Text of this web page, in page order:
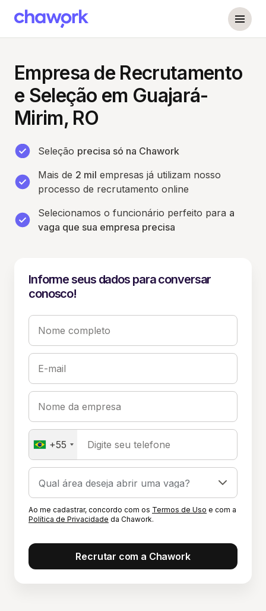
Empresa de Recrutamento
e Seleção em Guajará-
Mirim, RO
Seleção precisa só na Chawork
Mais de 2 mil empresas já utilizam nosso
processo de recrutamento online
Selecionamos o funcionário perfeito para a
vaga que sua empresa precisa
Informe seus dados para conversar
conosco!
Nome completo
E-mail
Nome da empresa
+55 Digite seu telefone
Ao me cadastrar, concordo com os Termos de Uso e com a
Política de Privacidade da Chawork.
Recrutar com a Chawork